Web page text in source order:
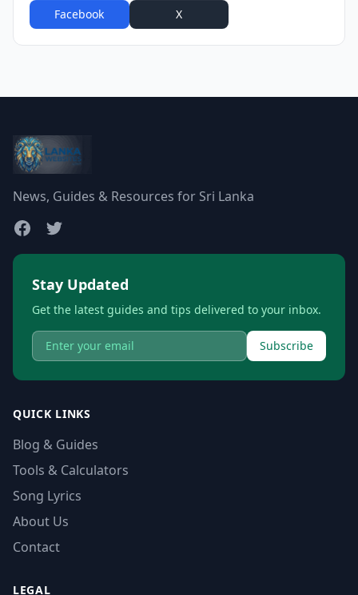
Facebook X
News, Guides & Resources for Sri Lanka
Stay Updated
Get the latest guides and tips delivered to your inbox.
Subscribe
QUICK LINKS
Blog & Guides
Tools & Calculators
Song Lyrics
About Us
Contact
LEGAL